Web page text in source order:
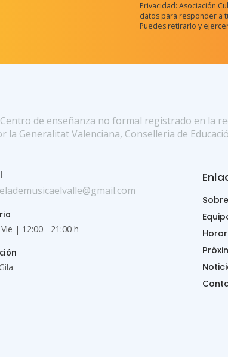
Privacidad: Asociación
datos para responder a
Puedes retirarlo y
| 12:00 - 21:00 h